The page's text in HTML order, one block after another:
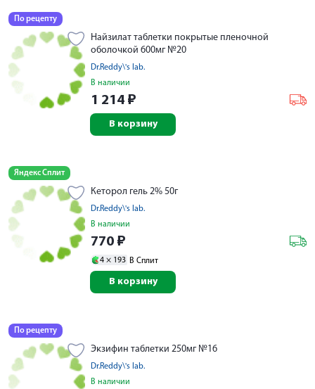
По рецепту
Найзилат таблетки покрытые пленочной
оболочкой 600мг №20
Dr.Reddy\'s lab.
В наличии
1 214 ₽
В корзину
Яндекс Сплит
Кеторол гель 2% 50г
Dr.Reddy\'s lab.
В наличии
770 ₽
4 × 193 В Сплит
В корзину
По рецепту
Экзифин таблетки 250мг №16
Dr.Reddy\'s lab.
В наличии